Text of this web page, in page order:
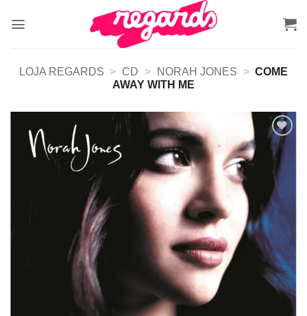
LOJA REGARDS > CD > NORAH JONES > COME
AWAY WITH ME
Adicionar
a lista de
desejos